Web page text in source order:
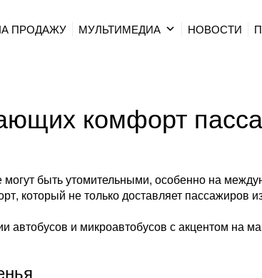
ПРОДАЖУ МУЛЬТИМЕДИА HОВОСТИ
комфорт
могут быть утомительными, особенно на
который не только доставляет пассажиров
автобусов и микроавтобусов с акцентом